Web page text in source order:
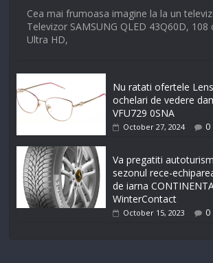
Cea mai frumoasa imagine la la un
Televizor SAMSUNG QLED 43Q60D,
Ultra HD,
Nu ratati ofertele
ochelari de vedere
VFU729 0SNA
October 27, 2024 0
Va pregatiti
sezonul rece-
de iarna
WinterContact
October 15, 2023 0